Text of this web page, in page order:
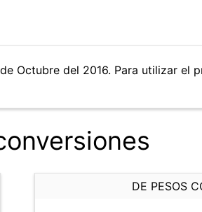
Octubre del 2016. Para utilizar el
DE PESOS